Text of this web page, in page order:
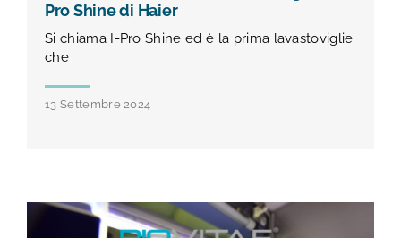
CONTATTI
Pro Shine di Haier
Si chiama I-Pro Shine ed è la prima lavastoviglie
che
13 Settembre 2024